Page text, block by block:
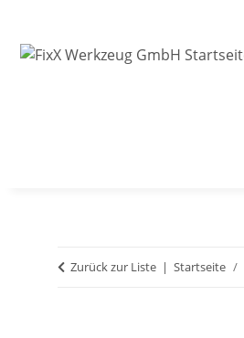
Zurück zur Liste Startseite